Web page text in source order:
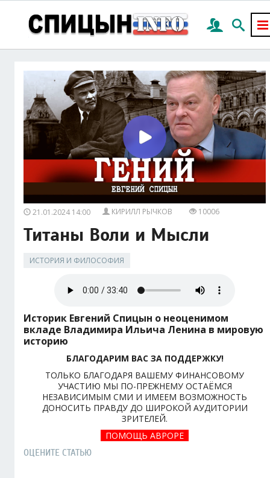
21.01.2024 14:00 КИРИЛЛ РЫЧКОВ 10006
Титаны Воли и Мысли
ИСТОРИЯ И ФИЛОСОФИЯ
Историк Евгений Спицын о неоценимом
вкладе Владимира Ильича Ленина в мировую
историю
БЛАГОДАРИМ ВАС ЗА ПОДДЕРЖКУ!
ТОЛЬКО БЛАГОДАРЯ ВАШЕМУ ФИНАНСОВОМУ
УЧАСТИЮ МЫ ПО-ПРЕЖНЕМУ ОСТАЁМСЯ
НЕЗАВИСИМЫМ СМИ И ИМЕЕМ ВОЗМОЖНОСТЬ
ДОНОСИТЬ ПРАВДУ ДО ШИРОКОЙ АУДИТОРИИ
ЗРИТЕЛЕЙ.
ПОМОЩЬ АВРОРЕ
ОЦЕНИТЕ СТАТЬЮ